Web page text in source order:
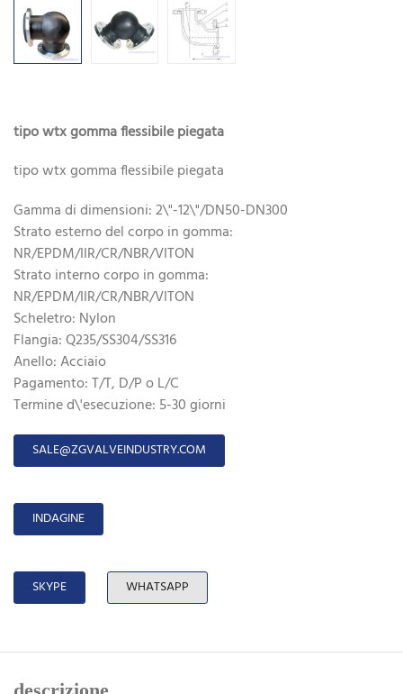
tipo wtx gomma flessibile piegata
tipo wtx gomma flessibile piegata
Gamma di dimensioni: 2\"-12\"/DN50-DN300
Strato esterno del corpo in gomma:
NR/EPDM/IIR/CR/NBR/VITON
Strato interno corpo in gomma:
NR/EPDM/IIR/CR/NBR/VITON
Scheletro: Nylon
Flangia: Q235/SS304/SS316
Anello: Acciaio
Pagamento: T/T, D/P o L/C
Termine d\'esecuzione: 5-30 giorni
SALE@ZGVALVEINDUSTRY.COM
INDAGINE
SKYPE WHATSAPP